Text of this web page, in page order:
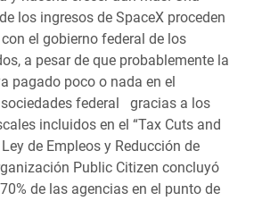
los ingresos de SpaceX proceden
el gobierno federal de los
a pesar de que probablemente la
pagado poco o nada en el
federal gracias a los
incluidos en el “Tax Cuts and
de Empleos y Reducción de
Public Citizen concluyó
de las agencias en el punto de